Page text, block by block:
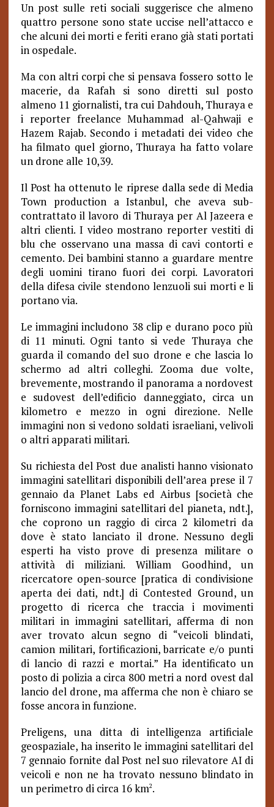
Un post sulle reti sociali suggerisce che almeno
quattro persone sono state uccise nell’attacco e
che alcuni dei morti e feriti erano già stati portati
in ospedale.
Ma con altri corpi che si pensava fossero sotto le
macerie, da Rafah si sono diretti sul posto
almeno 11 giornalisti, tra cui Dahdouh, Thuraya e
i reporter freelance Muhammad al-Qahwaji e
Hazem Rajab. Secondo i metadati dei video che
ha filmato quel giorno, Thuraya ha fatto volare
un drone alle 10,39.
Il Post ha ottenuto le riprese dalla sede di Media
Town production a Istanbul, che aveva sub-
contrattato il lavoro di Thuraya per Al Jazeera e
altri clienti. I video mostrano reporter vestiti di
blu che osservano una massa di cavi contorti e
cemento. Dei bambini stanno a guardare mentre
degli uomini tirano fuori dei corpi. Lavoratori
della difesa civile stendono lenzuoli sui morti e li
portano via.
Le immagini includono 38 clip e durano poco più
di 11 minuti. Ogni tanto si vede Thuraya che
guarda il comando del suo drone e che lascia lo
schermo ad altri colleghi. Zooma due volte,
brevemente, mostrando il panorama a nordovest
e sudovest dell’edificio danneggiato, circa un
kilometro e mezzo in ogni direzione. Nelle
immagini non si vedono soldati israeliani, velivoli
o altri apparati militari.
Su richiesta del Post due analisti hanno visionato
immagini satellitari disponibili dell’area prese il 7
gennaio da Planet Labs ed Airbus [società che
forniscono immagini satellitari del pianeta, ndt.],
che coprono un raggio di circa 2 kilometri da
dove è stato lanciato il drone. Nessuno degli
esperti ha visto prove di presenza militare o
attività di miliziani. William Goodhind, un
ricercatore open-source [pratica di condivisione
aperta dei dati, ndt.] di Contested Ground, un
progetto di ricerca che traccia i movimenti
militari in immagini satellitari, afferma di non
aver trovato alcun segno di “veicoli blindati,
camion militari, fortificazioni, barricate e/o punti
di lancio di razzi e mortai.” Ha identificato un
posto di polizia a circa 800 metri a nord ovest dal
lancio del drone, ma afferma che non è chiaro se
fosse ancora in funzione.
Preligens, una ditta di intelligenza artificiale
geospaziale, ha inserito le immagini satellitari del
7 gennaio fornite dal Post nel suo rilevatore AI di
veicoli e non ne ha trovato nessuno blindato in
un perimetro di circa 16 km2.